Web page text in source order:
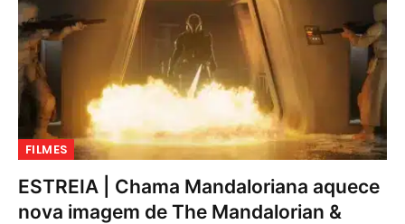
FILMES
ESTREIA | Chama Mandaloriana aquece
nova imagem de The Mandalorian &